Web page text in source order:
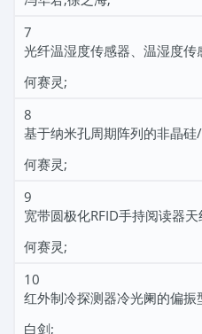
7
光纤温湿度传感器、温湿度
何赛灵;
8
基于纳米孔周期阵列的非晶
何赛灵;
9
宽带圆极化RFID手持阅读器天
何赛灵;
10
红外制冷探测器冷光阑的偏
白剑;